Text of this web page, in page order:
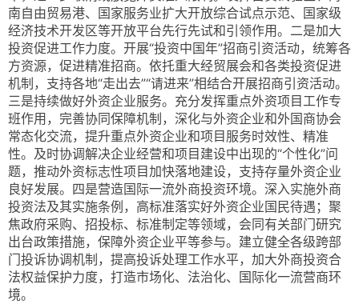
南自由贸易港、国家服务业扩大开放综合试点示范、国家级
经济技术开发区等开放平台先行先试和引领作用。二是加大
投资促进工作力度。开展“投资中国年”招商引资活动，统筹各
方资源，促进精准招商。依托重大经贸展会和各类投资促进
机制，支持各地“走出去”“请进来”相结合开展招商引资活动。
三是持续做好外资企业服务。充分发挥重点外资项目工作专
班作用，完善协同保障机制，深化与外资企业和外国商协会
常态化交流，提升重点外资企业和项目服务时效性、精准
性。及时协调解决企业经营和项目建设中出现的“个性化”问
题，推动外资标志性项目加快落地建设，支持存量外资企业
良好发展。四是营造国际一流外商投资环境。深入实施外商
投资法及其实施条例，高标准落实好外资企业国民待遇；聚
焦政府采购、招投标、标准制定等领域，会同有关部门研究
出台政策措施，保障外资企业平等参与。建立健全各级跨部
门投诉协调机制，提高投诉处理工作水平，加大外商投资合
法权益保护力度，打造市场化、法治化、国际化一流营商环
境。